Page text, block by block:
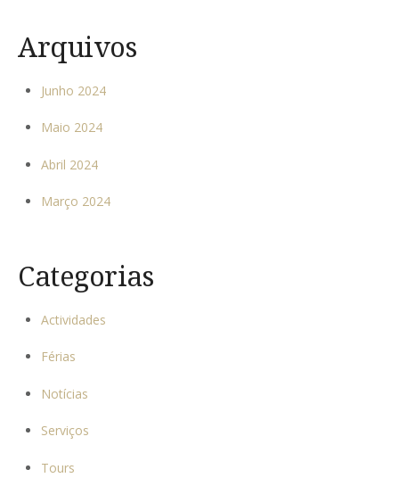
Arquivos
Junho 2024
Maio 2024
Abril 2024
Março 2024
Categorias
Actividades
Férias
Notícias
Serviços
Tours